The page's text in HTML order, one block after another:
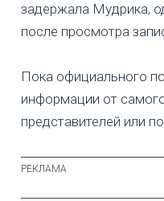
задержала Мудрика,
после просмотра
Пока официального
информации от
представителей или